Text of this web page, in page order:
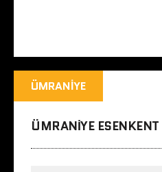
ÜMRANIYE
ÜMRANIYE